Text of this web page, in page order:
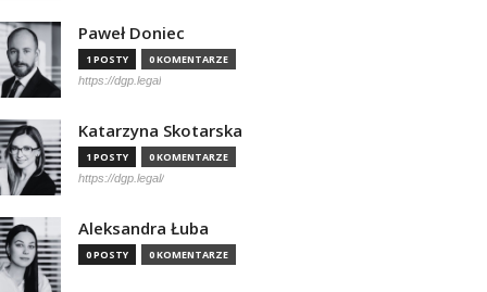
Paweł Doniec
1 POSTY 0 KOMENTARZE
https://dgp.legal
Katarzyna Skotarska
1 POSTY 0 KOMENTARZE
https://dgp.legal/
Aleksandra Łuba
0 POSTY 0 KOMENTARZE